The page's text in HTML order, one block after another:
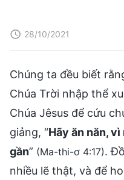
28/10/2021
Chúng ta đều biết
Chúa Trời nhập thể
Chúa Jêsus để cứu
giảng, “Hãy ăn năn,
gần” (Ma-thi-ơ 4:17).
nhiều lẽ thật, và để